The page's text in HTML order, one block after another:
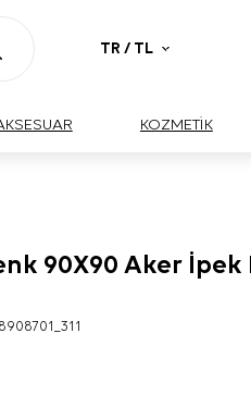
TR / TL
KOZMETİK
90X90 Aker İpek
8908701_311